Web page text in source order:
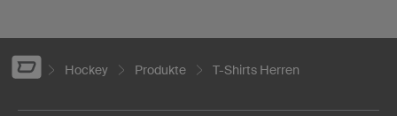
Hockey Produkte T-Shirts Herren